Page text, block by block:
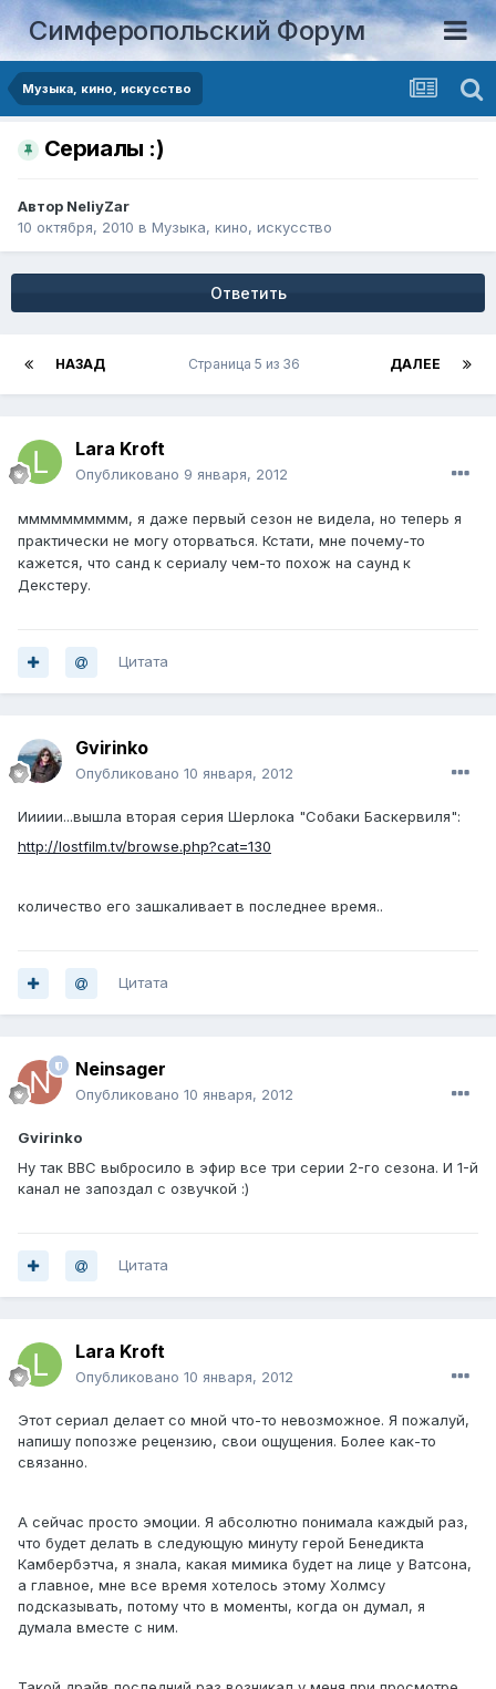
Симферопольский Форум
Музыка, кино, искусство
Сериалы :)
Автор NeliyZar
10 октября, 2010 в Музыка, кино, искусство
Ответить
НАЗАД ДАЛЕЕ
Страница 5 из 36
Lara Kroft
Опубликовано 9 января, 2012
мммммммммм, я даже первый сезон не видела, но теперь я
практически не могу оторваться. Кстати, мне почему-то
кажется, что санд к сериалу чем-то похож на саунд к
Декстеру.
Цитата
Gvirinko
Опубликовано 10 января, 2012
Иииии...вышла вторая серия Шерлока "Собаки Баскервиля":
http://lostfilm.tv/browse.php?cat=130
количество его зашкаливает в последнее время..
Цитата
Neinsager
Опубликовано 10 января, 2012
Gvirinko
Ну так BBC выбросило в эфир все три серии 2-го сезона. И 1-й
канал не запоздал с озвучкой :)
Цитата
Lara Kroft
Опубликовано 10 января, 2012
Этот сериал делает со мной что-то невозможное. Я пожалуй,
напишу попозже рецензию, свои ощущения. Более как-то
связанно.
А сейчас просто эмоции. Я абсолютно понимала каждый раз,
что будет делать в следующую минуту герой Бенедикта
Камбербэтча, я знала, какая мимика будет на лице у Ватсона,
а главное, мне все время хотелось этому Холмсу
подсказывать, потому что в моменты, когда он думал, я
думала вместе с ним.